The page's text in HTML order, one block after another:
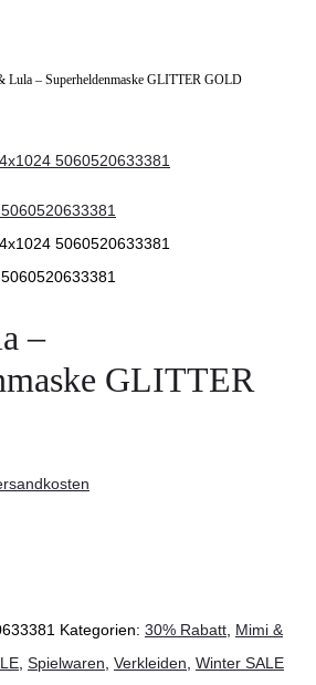
Lula – Superheldenmaske GLITTER GOLD
–
GLITTER
Kategorien: 30% Rabatt Mimi &
Spielwaren Verkleiden Winter SALE